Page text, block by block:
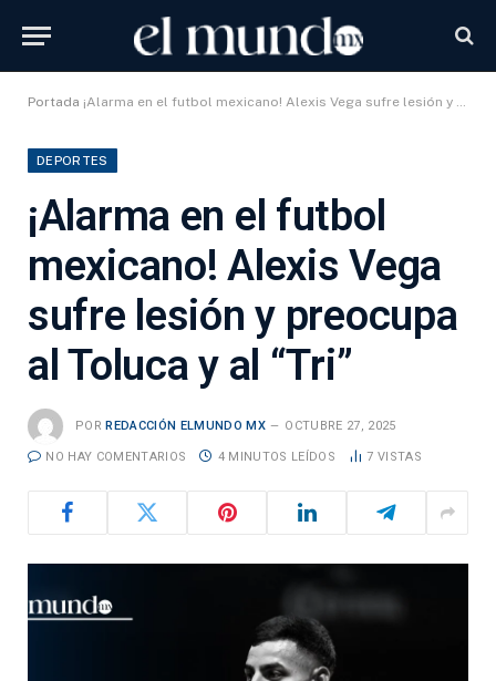
Portada ¡Alarma en el futbol mexicano! Alexis Vega sufre lesión y preocupa al Toluca y al «Tri»
DEPORTES
¡Alarma en el futbol
mexicano! Alexis Vega
sufre lesión y preocupa
al Toluca y al “Tri”
POR REDACCIÓN ELMUNDO MX OCTUBRE 27, 2025
NO HAY COMENTARIOS 4 MINUTOS LEÍDOS 7 VISTAS